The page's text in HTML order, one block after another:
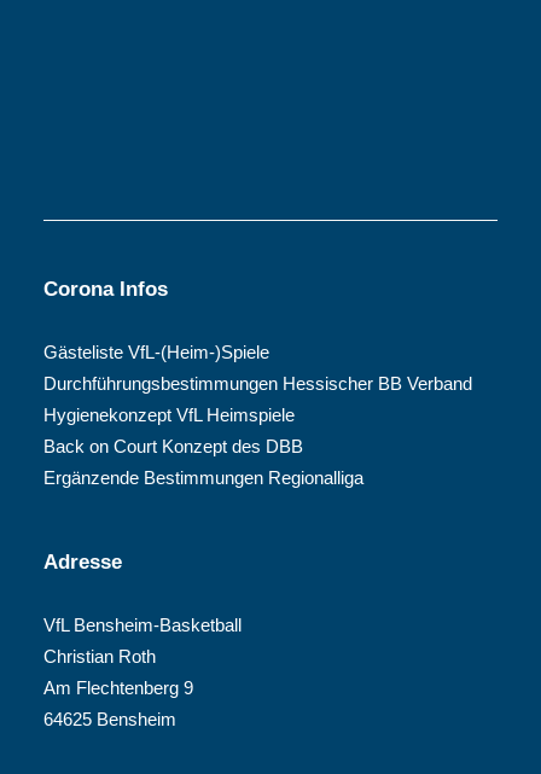
Corona Infos
Gästeliste VfL-(Heim-)Spiele
Durchführungsbestimmungen Hessischer BB Verband
Hygienekonzept VfL Heimspiele
Back on Court Konzept des DBB
Ergänzende Bestimmungen Regionalliga
Adresse
VfL Bensheim-Basketball
Christian Roth
Am Flechtenberg 9
64625 Bensheim